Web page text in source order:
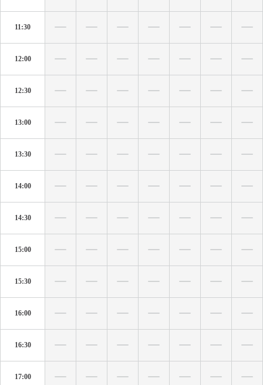
11:30
12:00
12:30
13:00
13:30
14:00
14:30
15:00
15:30
16:00
16:30
17:00